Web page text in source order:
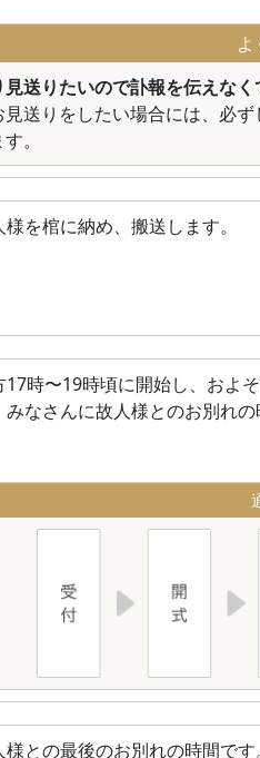
送りたいので訃報を伝えなく
送りをしたい場合には、必
。
様を棺に納め、搬送します。
17時〜19時頃に開始し、およ
みなさんに故人様とのお別れ
様との最後のお別れの時間で